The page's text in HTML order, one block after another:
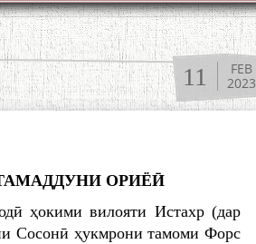
11
FEB
2023
ОРИЁӢ
ҳокими вилояти Истахр (дар
Сосонӣ ҳукмрони тамоми Форс